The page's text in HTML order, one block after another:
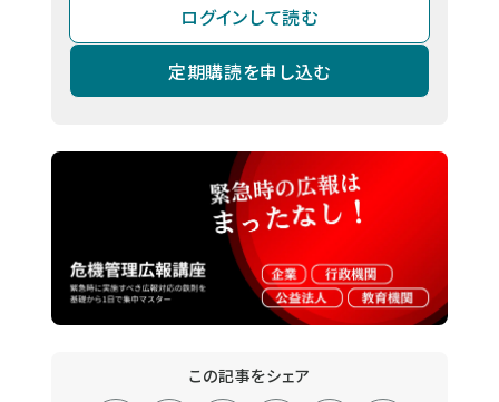
ログインして読む
定期購読を申し込む
この記事をシェア